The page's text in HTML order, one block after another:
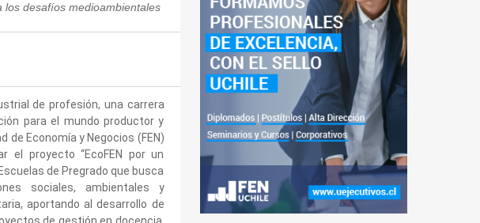
desafíos medioambientales
de profesión, una carrera
para el mundo productor y
de Economía y Negocios (FEN)
el proyecto “EcoFEN por un
de Pregrado que busca
sociales, ambientales y
aportando al desarrollo de